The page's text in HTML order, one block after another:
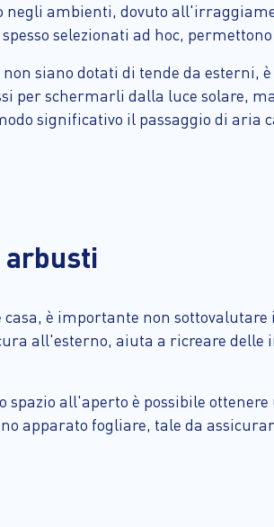
ambienti, dovuto
selezionati ad hoc,
siano dotati di tende da esterni,
per schermarli dalla luce solare,
significativo il passaggio di aria
arbusti
è importante non sottovalutare
all'esterno, aiuta a ricreare
spazio all'aperto è possibile
apparato fogliare, tale da